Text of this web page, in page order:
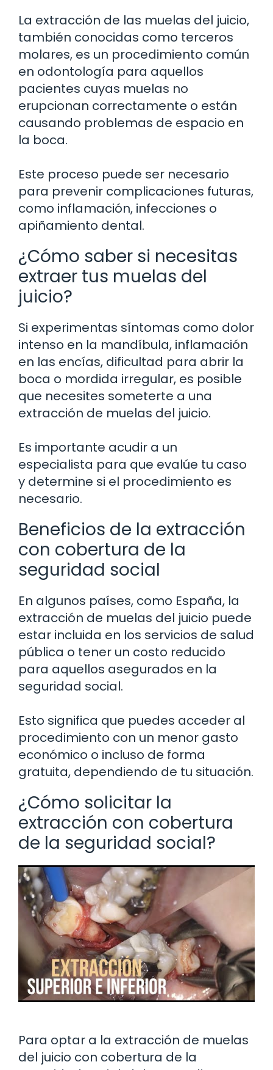
La extracción de las muelas del juicio,
también conocidas como terceros
molares, es un procedimiento común
en odontología para aquellos
pacientes cuyas muelas no
erupcionan correctamente o están
causando problemas de espacio en
la boca.
Este proceso puede ser necesario
para prevenir complicaciones futuras,
como inflamación, infecciones o
apiñamiento dental.
¿Cómo saber si necesitas
extraer tus muelas del
juicio?
Si experimentas síntomas como dolor
intenso en la mandíbula, inflamación
en las encías, dificultad para abrir la
boca o mordida irregular, es posible
que necesites someterte a una
extracción de muelas del juicio.
Es importante acudir a un
especialista para que evalúe tu caso
y determine si el procedimiento es
necesario.
Beneficios de la extracción
con cobertura de la
seguridad social
En algunos países, como España, la
extracción de muelas del juicio puede
estar incluida en los servicios de salud
pública o tener un costo reducido
para aquellos asegurados en la
seguridad social.
Esto significa que puedes acceder al
procedimiento con un menor gasto
económico o incluso de forma
gratuita, dependiendo de tu situación.
¿Cómo solicitar la
extracción con cobertura
de la seguridad social?
Para optar a la extracción de muelas
del juicio con cobertura de la